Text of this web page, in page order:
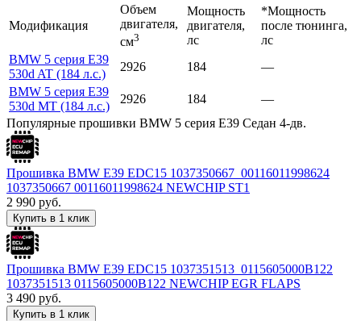
Модификация
Объем
двигателя,
см3
Мощность
двигателя,
лс
*Мощность
после тюнинга,
лс
BMW 5 серия E39
530d AT (184 л.с.)
2926 184
—
BMW 5 серия E39
530d MT (184 л.с.)
2926 184
—
Популярные прошивки BMW 5 серия E39 Седан 4-дв.
Прошивка BMW E39 EDC15 1037350667_00116011998624
1037350667 00116011998624 NEWCHIP ST1
2 990 руб.
Купить в 1 клик
Прошивка BMW E39 EDC15 1037351513_0115605000B122
1037351513 0115605000B122 NEWCHIP EGR FLAPS
3 490 руб.
Купить в 1 клик